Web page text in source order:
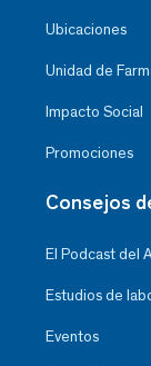
Ubicaciones
Unidad de
Impacto Social
Promociones
Consejos
El Podcast del
Estudios de
Eventos